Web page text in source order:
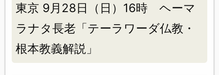
東京 9月28日（日）16時 ヘーマ
ラナタ長老「テーラワーダ仏教・
根本教義解説」